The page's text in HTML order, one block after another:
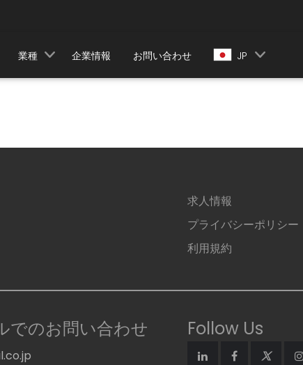
業種 企業情報 お問い合わせ JP
求人情報
プライバシーポリシー
利用規約
でのお問い合わせ Follow Us